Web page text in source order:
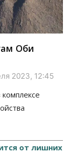
Оби
2023, 12:45